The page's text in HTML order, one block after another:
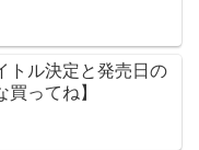
トル決定と発売日の
買ってね】